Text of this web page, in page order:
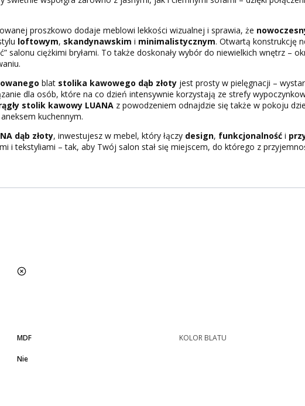
proszkowo dodaje meblowi lekkości wizualnej i sprawia, że
loftowym, skandynawskim i minimalistycznym. Otwartą konstrukcję
salonu ciężkimi bryłami. To także doskonały wybór do niewielkich wnętrz –
blat stolika kawowego dąb złotyjest prosty w pielęgnacji –
dla osób, które na co dzień intensywnie korzystają ze strefy
stolik kawowy LUANAz powodzeniem odnajdzie się także w pokoju
kuchennym.
dąb złoty, inwestujesz w mebel, który łączy design, funkcjonalnośći
i tekstyliami – tak, aby Twój salon stał się miejscem, do którego z
nie
MDF KOLOR BLATU
Nie